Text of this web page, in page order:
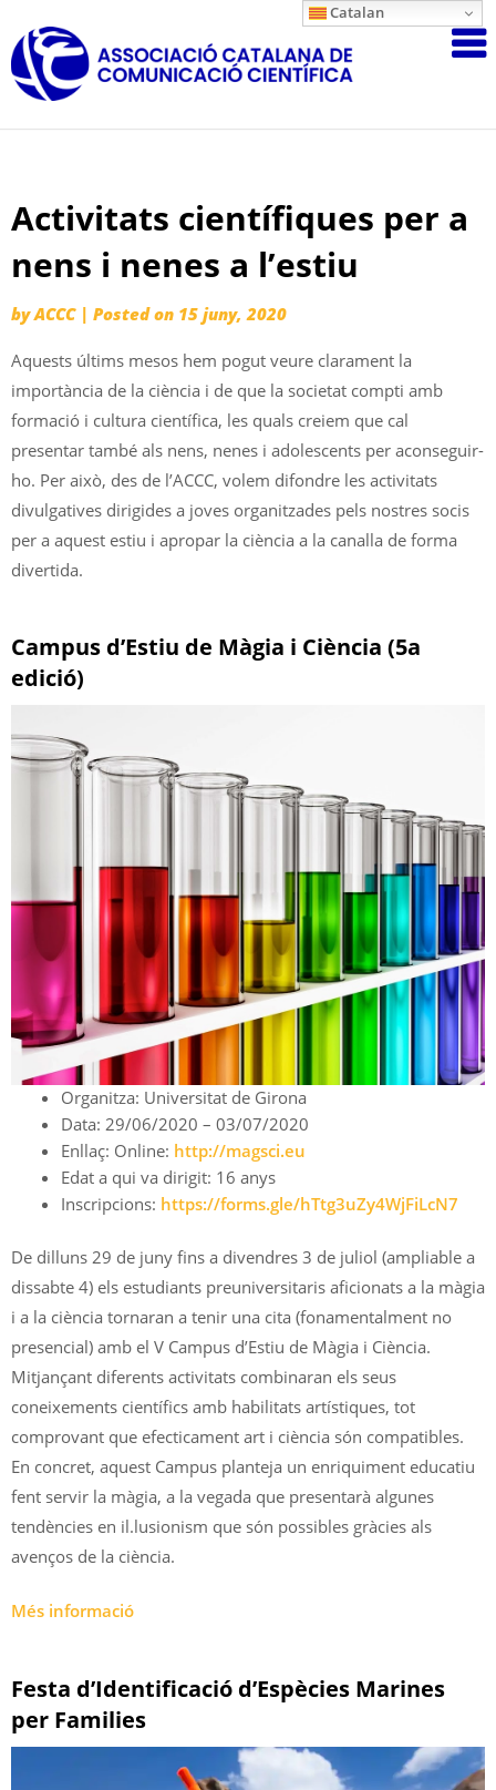
to
content
Associació
Activitats científiques per a
nens i nenes a l’estiu
byACCC | Posted on 15 juny, 2020
Aquests últims mesos hem pogut veure clarament la
importància de la ciència i de que la societat compti amb
formació i cultura científica, les quals creiem que cal
presentar també als nens, nenes i adolescents per aconseguir-
ho. Per això, des de l’ACCC, volem difondre les activitats
divulgatives dirigides a joves organitzades pels nostres socis
per a aquest estiu i apropar la ciència a la canalla de forma
divertida.
Campus d’Estiu de Màgia i Ciència (5a
edició)
Organitza: Universitat de Girona
Data: 29/06/2020 – 03/07/2020
Enllaç: Online: http://magsci.eu
Edat a qui va dirigit: 16 anys
Inscripcions: https://forms.gle/hTtg3uZy4WjFiLcN7
De dilluns 29 de juny fins a divendres 3 de juliol (ampliable a
dissabte 4) els estudiants preuniversitaris aficionats a la màgia
i a la ciència tornaran a tenir una cita (fonamentalment no
presencial) amb el V Campus d’Estiu de Màgia i Ciència.
Mitjançant diferents activitats combinaran els seus
coneixements científics amb habilitats artístiques, tot
comprovant que efecticament art i ciència són compatibles.
En concret, aquest Campus planteja un enriquiment educatiu
fent servir la màgia, a la vegada que presentarà algunes
tendències en il.lusionism que són possibles gràcies als
avenços de la ciència.
Més informació
Festa d’Identificació d’Espècies Marines
per Families
Catalan